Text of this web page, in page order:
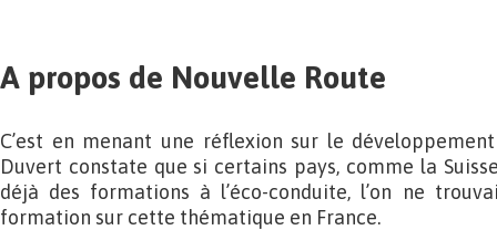
A propos de Nouvelle Route
C’est en menant une réflexion sur le
Duvert constate que si certains pays, comme la
déjà des formations à l’éco-conduite, l’on ne
formation sur cette thématique en France.